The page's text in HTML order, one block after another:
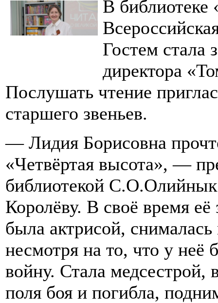
В библиотеке
Гостем стала
директора
Послушать чтение
старшего звеньев.
— Лидия Борисовна
«Четвёртая высота», —
библиотекой
Королёву. В своё время
была актрисой,
несмотря на то, что у
войну. Стала медсестрой,
поля боя и погибла,